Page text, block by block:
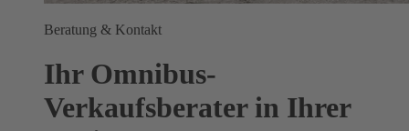
Beratung & Kontakt
Ihr Omnibus-
Verkaufsberater in Ihrer